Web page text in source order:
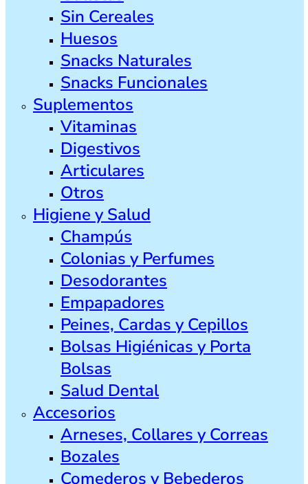
Sin Cereales
Huesos
Snacks Naturales
Snacks Funcionales
Suplementos
Vitaminas
Digestivos
Articulares
Otros
Higiene y Salud
Champús
Colonias y Perfumes
Desodorantes
Empapadores
Peines, Cardas y Cepillos
Bolsas Higiénicas y Porta
Bolsas
Salud Dental
Accesorios
Arneses, Collares y Correas
Bozales
Comederos y Bebederos